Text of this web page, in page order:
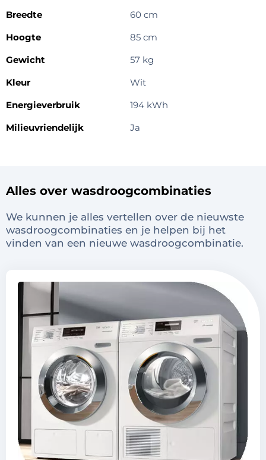
Breedte
60 cm
Hoogte
85 cm
Gewicht
57 kg
Kleur
Wit
Energieverbruik
194 kWh
Milieuvriendelijk
Ja
Alles over wasdroogcombinaties
We kunnen je alles vertellen over de nieuwste
wasdroogcombinaties en je helpen bij het
vinden van een nieuwe wasdroogcombinatie.